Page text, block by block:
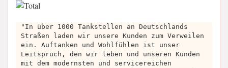
"In über 1000 Tankstellen an Deutschlands
Straßen laden wir unsere Kunden zum Verweilen
ein. Auftanken und Wohlfühlen ist unser
Leitspruch, den wir leben und unseren Kunden
mit dem modernsten und servicereichen